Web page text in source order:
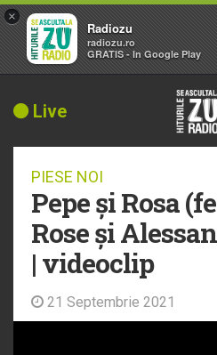
Live
PIESE NOI
Pepe și Rosa
Rose și
| videoclip
21 Septembrie 2021
×
Radiozu
radiozu.ro
GRATIS - In Google Play